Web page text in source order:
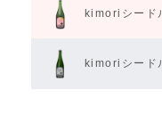
kimoriシード
kimoriシード